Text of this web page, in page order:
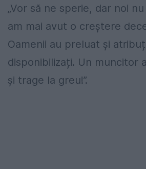
„Vor să ne sperie, dar noi
am mai avut o creștere
Oamenii au preluat și
disponibilizați. Un muncitor
și trage la greu!”.